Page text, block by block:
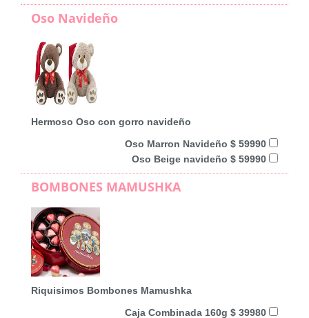
Oso Navideño
Hermoso Oso con gorro navideño
Oso Marron Navideño $ 59990
Oso Beige navideño $ 59990
BOMBONES MAMUSHKA
Riquisimos Bombones Mamushka
Caja Combinada 160g $ 39980